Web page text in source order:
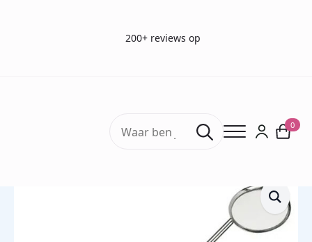
200+ reviews op
Search
for:
0
Keelspiegel